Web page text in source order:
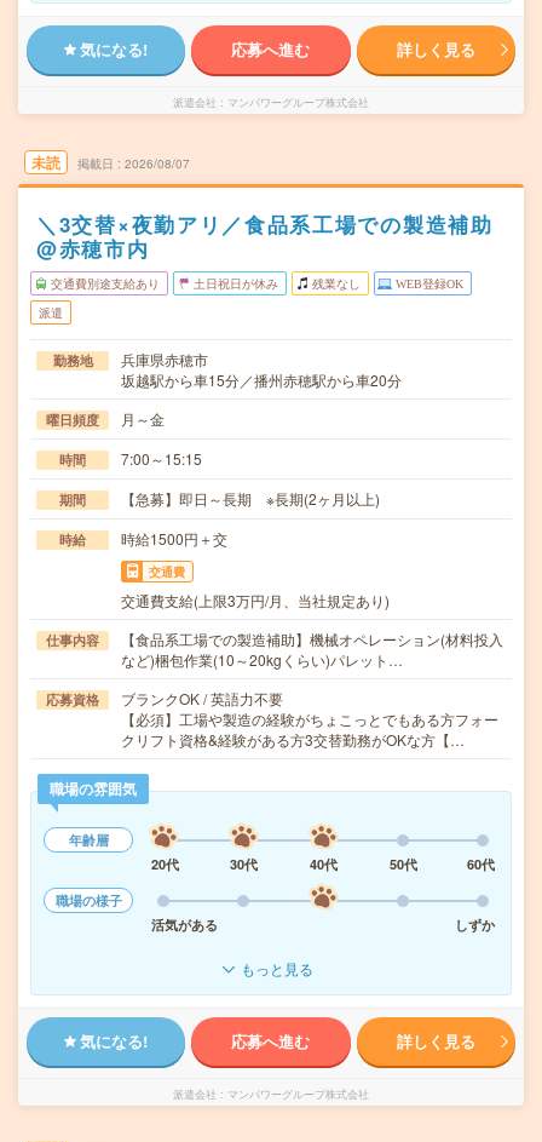
気になる! 応募へ進む 詳しく見る
派遣会社 マンパワーグループ株式会社
未読 掲載日 2026/08/07
＼3交替×夜勤アリ／食品系工場での製造補助
@赤穂市内
交通費別途支給あり 土日祝日が休み 残業なし WEB登録OK
派遣
勤務地
兵庫県赤穂市
坂越駅から車15分／播州赤穂駅から車20分
曜日頻度 月～金
時間 7:00～15:15
期間 【急募】即日～長期 ※長期(2ヶ月以上)
時給 時給1500円＋交
交通費
交通費支給(上限3万円/月、当社規定あり)
仕事内容
【食品系工場での製造補助】機械オペレーション(材料投入
など)梱包作業(10～20kgくらい)パレット…
応募資格
ブランクOK / 英語力不要
【必須】工場や製造の経験がちょこっとでもある方フォー
クリフト資格&経験がある方3交替勤務がOKな方【…
職場の雰囲気
年齢層
20代
30代 40代 50代
60代
職場の様子
活気がある
しずか
もっと見る
気になる! 応募へ進む 詳しく見る
派遣会社 マンパワーグループ株式会社